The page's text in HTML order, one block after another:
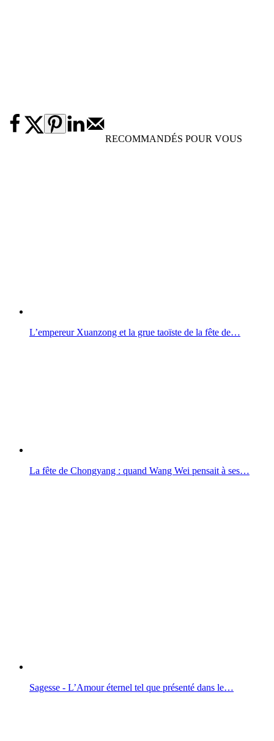
RECOMMANDÉS POUR VOUS
L’empereur Xuanzong et la grue taoïste de la fête de…
La fête de Chongyang : quand Wang Wei pensait à ses…
Sagesse - L’Amour éternel tel que présenté dans le…